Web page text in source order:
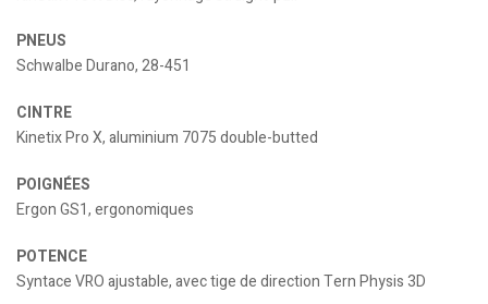
PNEUS
Schwalbe Durano, 28-451
CINTRE
Kinetix Pro X, aluminium 7075 double-butted
POIGNÉES
Ergon GS1, ergonomiques
POTENCE
Syntace VRO ajustable, avec tige de direction Tern Physis 3D